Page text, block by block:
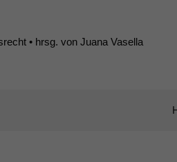
• hrsg. von Juana Vasella